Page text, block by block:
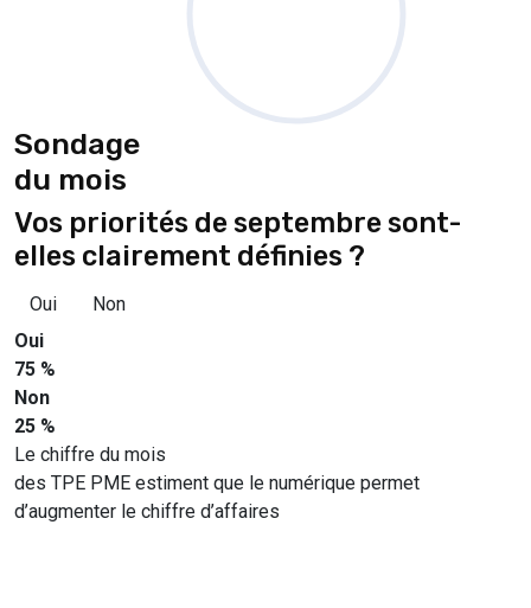
Sondage
du mois
Vos priorités de septembre sont-
elles clairement définies ?
Oui
Non
Oui
75 %
Non
25 %
Le chiffre du mois
des TPE PME estiment que le numérique permet
d’augmenter le chiffre d’affaires